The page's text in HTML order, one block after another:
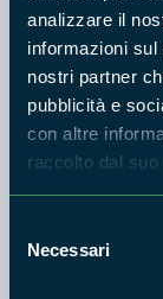
analizzare il
informazioni
nostri partner
pubblicità e
con altre
raccolto dal
delNecessari
Caprarola alle
Sarà una
ricorrenza
e per celebrarla
Regionale Musei